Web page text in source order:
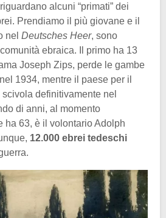
alcuni “primati” dei
Prendiamo il più giovane e il
nel Deutsches Heer, sono
ebraica. Il primo ha 13
Joseph Zips, perde le gambe
1934, mentre il paese per il
definitivamente nel
di anni, al momento
ha 63, è il volontario Adolph
12.000 ebrei tedeschi